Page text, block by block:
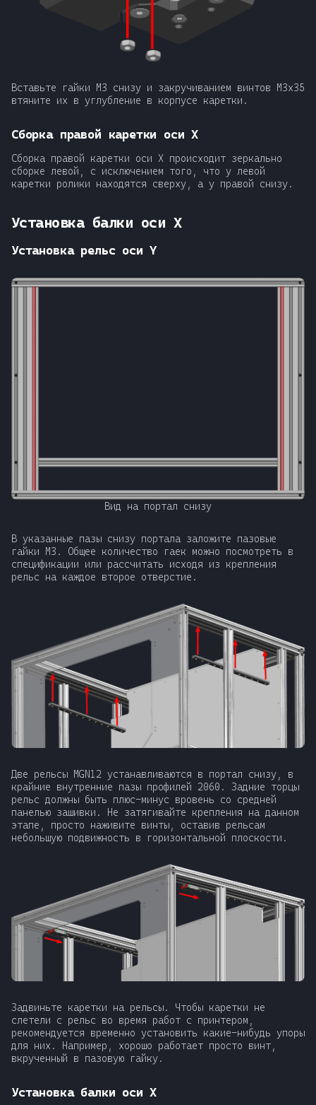
Вставьте гайки М3 снизу и закручиванием винтов М3x35
втяните их в углубление в корпусе каретки.
Сборка правой каретки оси X
Сборка правой каретки оси X происходит зеркально
сборке левой, с исключением того, что у левой
каретки ролики находятся сверху, а у правой снизу.
Установка балки оси X
Установка рельс оси Y
Вид на портал снизу
В указанные пазы снизу портала заложите пазовые
гайки М3. Общее количество гаек можно посмотреть в
спецификации или рассчитать исходя из крепления
рельс на каждое второе отверстие.
Две рельсы MGN12 устанавливаются в портал снизу, в
крайние внутренние пазы профилей 2060. Задние торцы
рельс должны быть плюс-минус вровень со средней
панелью зашивки. Не затягивайте крепления на данном
этапе, просто наживите винты, оставив рельсам
небольшую подвижность в горизонтальной плоскости.
Задвиньте каретки на рельсы. Чтобы каретки не
слетели с рельс во время работ с принтером,
рекомендуется временно установить какие-нибудь упоры
для них. Например, хорошо работает просто винт,
вкрученный в пазовую гайку.
Установка балки оси X